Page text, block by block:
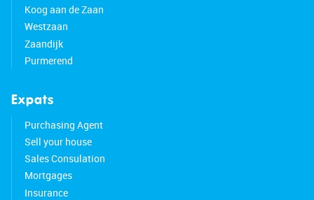
Koog aan de Zaan
Westzaan
Zaandijk
Purmerend
Expats
Purchasing Agent
Sell your house
Sales Consulation
Mortgages
Insurance